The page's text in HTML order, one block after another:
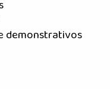
demonstrativos